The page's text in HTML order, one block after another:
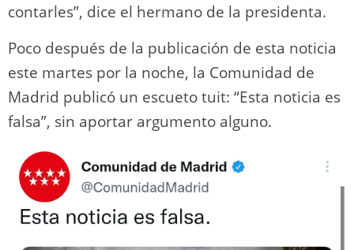
contarles”, dice el hermano de la presidenta.
Poco después de la publicación de esta noticia
este martes por la noche, la Comunidad de
Madrid publicó un escueto tuit: “Esta noticia es
falsa”, sin aportar argumento alguno.